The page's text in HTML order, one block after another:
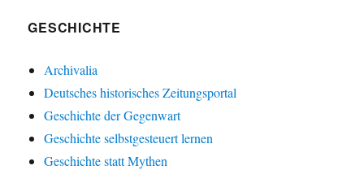
GESCHICHTE
Archivalia
Deutsches historisches Zeitungsportal
Geschichte der Gegenwart
Geschichte selbstgesteuert lernen
Geschichte statt Mythen